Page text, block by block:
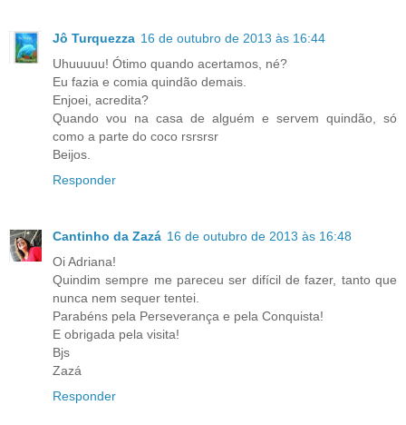
Jô Turquezza 16 de outubro de 2013 às 16:44
Uhuuuuu! Ótimo quando acertamos, né?
Eu fazia e comia quindão demais.
Enjoei, acredita?
Quando vou na casa de alguém e servem quindão, só
como a parte do coco rsrsrsr
Beijos.
Responder
Cantinho da Zazá 16 de outubro de 2013 às 16:48
Oi Adriana!
Quindim sempre me pareceu ser difícil de fazer, tanto que
nunca nem sequer tentei.
Parabéns pela Perseverança e pela Conquista!
E obrigada pela visita!
Bjs
Zazá
Responder